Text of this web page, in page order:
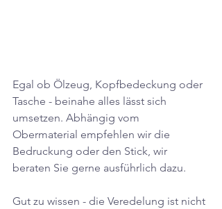
Egal ob Ölzeug, Kopfbedeckung oder
Tasche - beinahe alles lässt sich
umsetzen. Abhängig vom
Obermaterial empfehlen wir die
Bedruckung oder den Stick, wir
beraten Sie gerne ausführlich dazu.
Gut zu wissen - die Veredelung ist nicht